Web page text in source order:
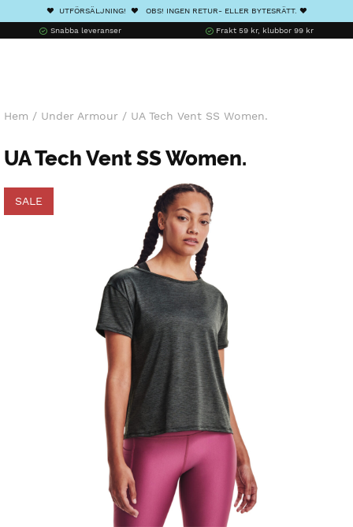
❤️ UTFÖRSÄLJNING! ❤️ OBS! INGEN RETUR- ELLER BYTESRÄTT. ❤️
Snabba leveranser Frakt 59 kr, klubbor 99 kr
Hem / Under Armour / UA Tech Vent SS Women.
UA Tech Vent SS Women.
SALE